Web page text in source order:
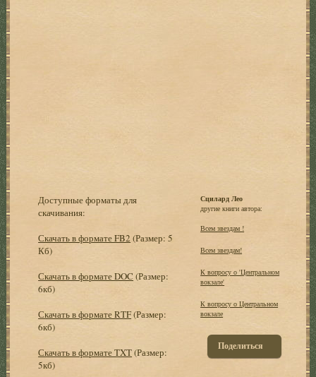
Доступные форматы для
скачивания:
Скачать в формате FB2 (Размер: 5
Кб)
Скачать в формате DOC (Размер:
6кб)
Скачать в формате RTF(Размер:
6кб)
Скачать в формате TXT(Размер:
5кб)
Сцилард Лео
другие книги автора:
Всем звездам !
Всем звездам!
К вопросу о 'Центральном
вокзале'
К вопросу о Центральном
вокзале
Поделиться